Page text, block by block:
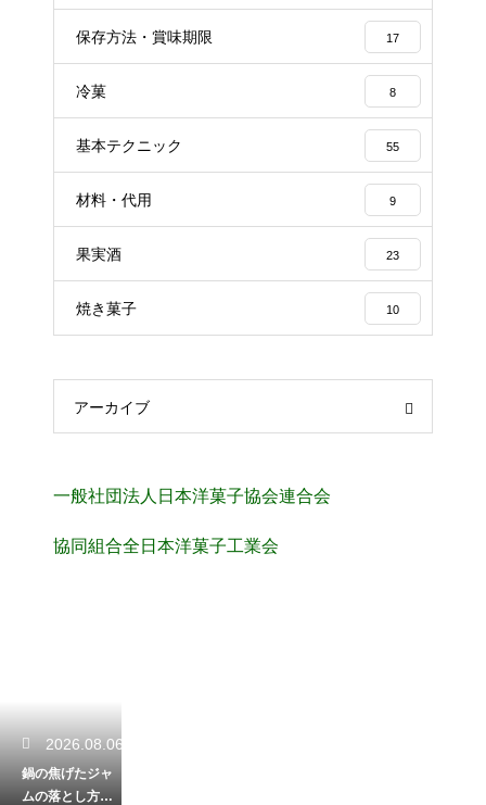
保存方法・賞味期限 17
冷菓 8
基本テクニック 55
材料・代用 9
果実酒 23
焼き菓子 10
アーカイブ
一般社団法人日本洋菓子協会連合会
協同組合全日本洋菓子工業会
2026.08.06
鍋の焦げたジャ
ムの落とし方に